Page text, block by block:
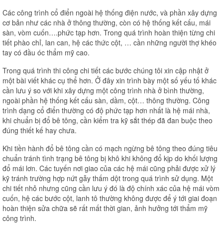
Các công trình cổ điển ngoài hệ thống điện nước, và phần xây dựng
cơ bản như các nhà ở thông thường, còn có hệ thống kết cấu, mái
sàn, vòm cuốn….phức tạp hơn. Trong quá trình hoàn thiện từng chi
tiết phào chỉ, lan can, hệ các thức cột, … cần những người thợ khéo
tay có đầu óc thẩm mỹ cao.
Trong quá trình thi công chi tiết các bước chúng tôi xin cập nhật ở
một bài viết khác cụ thể hơn. Ở đây xin trình bày một số yếu tố khác
cần lưu ý so với khi xây dựng một công trình nhà ở bình thường,
ngoài phần hệ thống kết cấu sàn, dầm, cột… thông thường. Công
trình dạng cổ điển thường có độ phức tạp hơn nhất là hệ mái nhà,
khi chuẩn bị đổ bê tông, cần kiểm tra kỹ sắt thép đã đan buộc theo
đúng thiết kế hay chưa.
Khi tiền hành đổ bê tông cần có mạch ngừng bê tông theo đúng tiêu
chuẩn tránh tình trạng bê tông bị khô khi không đổ kịp do khối lượng
đổ mái lơn. Các tuyến nơi giao của các hệ mái cũng phải được xử lý
kỹ tránh trường hợp nứt gẫy thấm dột trong quá trình sử dụng. Một
chi tiết nhỏ nhưng cũng cần lưu ý đó là độ chính xác của hệ mái vòm
cuốn, hệ các bước cột, lanh tô thường không được để ý tới giai đoạn
hoàn thiện sửa chữa sẽ rất mất thời gian, ảnh hưởng tới thẩm mỹ
công trình.